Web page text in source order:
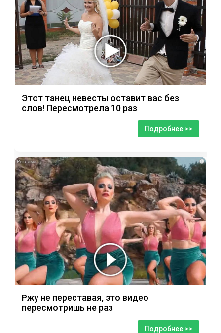
Этот танец невесты оставит вас без
слов! Пересмотрела 10 раз
Подробнее >>
i
Ржу не переставая, это видео
пересмотришь не раз
Подробнее >>